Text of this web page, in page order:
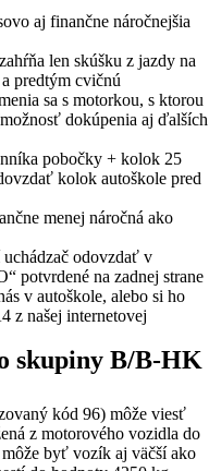
aj finančne náročnejšia
zahŕňa len skúšku z jazdy na
predtým cvičnú
sa s motorkou, s ktorou
dokúpenia aj ďalších
pobočky + kolok 25
kolok autoškole pred
menej náročná ako
odovzdať v
potvrdené na zadnej strane
v autoškole, alebo si ho
z našej internetovej
skupiny B/B-HK
kód 96) môže viesť
z motorového vozidla do
byť vozík aj väčší ako